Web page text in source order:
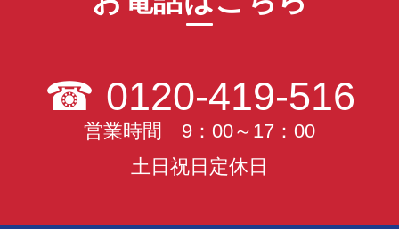
☎ 0120-419-516
営業時間 9：00～17：00
土日祝日定休日